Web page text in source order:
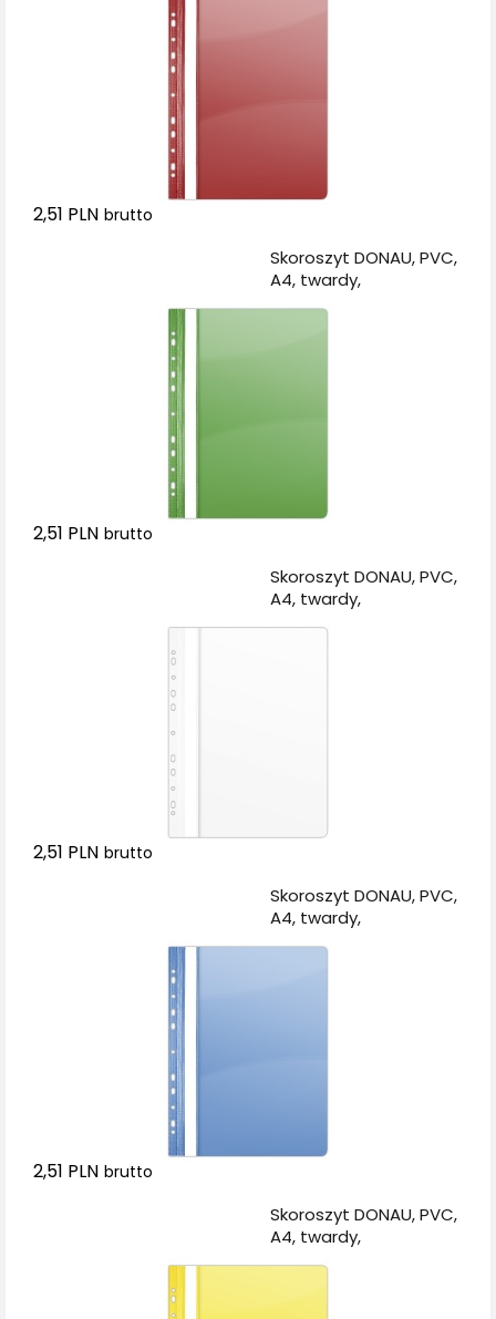
2,51 PLN brutto
Skoroszyt DONAU, PVC,
A4, twardy,
2,51 PLN brutto
Skoroszyt DONAU, PVC,
A4, twardy,
2,51 PLN brutto
Skoroszyt DONAU, PVC,
A4, twardy,
2,51 PLN brutto
Skoroszyt DONAU, PVC,
A4, twardy,